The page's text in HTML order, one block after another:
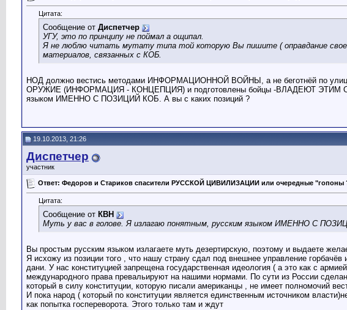
Цитата:
Сообщение от Диспетчер
УГУ, это по принципу не поймал а ощипал.
Я не люблю читать мутату типа той которую Вы пишите ( оправдание
материалов, связанных с КОБ.
НОД должно вестись методами ИНФОРМАЦИОННОЙ ВОЙНЫ, а не беготнёй по
ОРУЖИЕ (ИНФОРМАЦИЯ - КОНЦЕПЦИЯ) и подготовлены бойцы -ВЛАДЕЮТ ЭТИМ
языком ИМЕННО С ПОЗИЦИЙ КОБ. А вы с каких позиций ?
19.10.2013, 21:26
Диспетчер
участник
Ответ: Федоров и Стариков спасители РУССКОЙ ЦИВИЛИЗАЦИИ или очередные "гопоны
Цитата:
Сообщение от КВН
Муть у вас в голове. Я излагаю понятным, русским языком ИМЕННО С
Вы простым русским языком излагаете муть дезертирскую, поэтому и выдаете
Я исхожу из позиции того , что нашу страну сдал под внешнее управление
дани. У нас конституцией запрещена государственная идеология ( а это как с
международного права превальируют на нашими нормами. По сути из России
который в силу конституции, которую писали американцы , не имеет полномочий
И пока народ ( который по конституции является единственным источником
как попытка госпереворота. Этого только там и ждут